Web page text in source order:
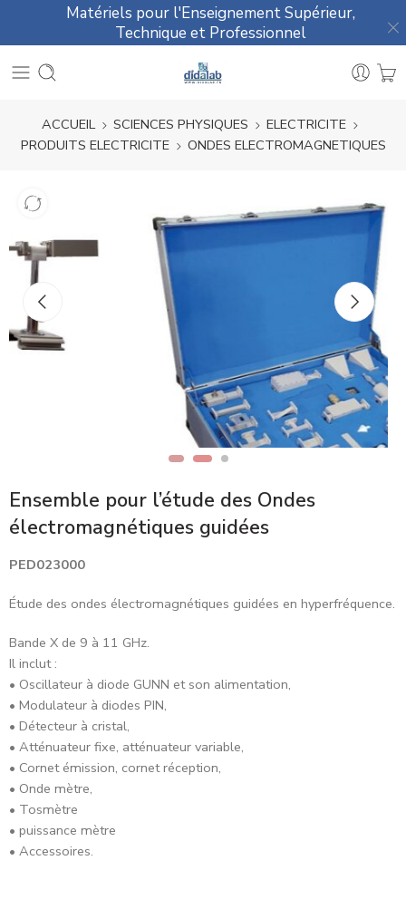
Matériels pour l'Enseignement Supérieur,
Technique et Professionnel
ACCUEIL SCIENCES PHYSIQUES
ELECTRICITE
PRODUITS ELECTRICITE
ONDES ELECTROMAGNETIQUES
Ensemble pour l’étude des Ondes
électromagnétiques guidées
PED023000
Étude des ondes électromagnétiques guidées en hyperfréquence.
Bande X de 9 à 11 GHz.
Il inclut :
• Oscillateur à diode GUNN et son alimentation,
• Modulateur à diodes PIN,
• Détecteur à cristal,
• Atténuateur fixe, atténuateur variable,